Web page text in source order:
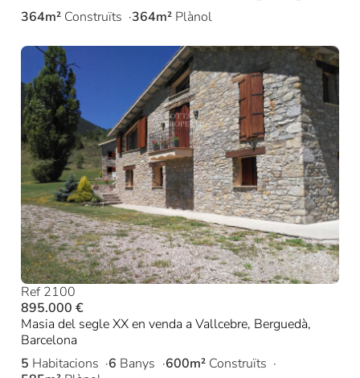
364m² Construïts 364m² Plànol
Ref 2100
895.000 €
Masia del segle XX en venda a Vallcebre, Berguedà,
Barcelona
5 Habitacions 6 Banys 600m² Construïts